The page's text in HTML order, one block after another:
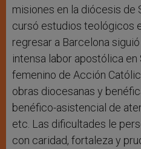
misiones en la diócesis de
cursó estudios teológicos
regresar a Barcelona
intensa labor apostólica
femenino de Acción
obras diocesanas y
benéfico-asistencial de
etc. Las dificultades le
con caridad, fortaleza y